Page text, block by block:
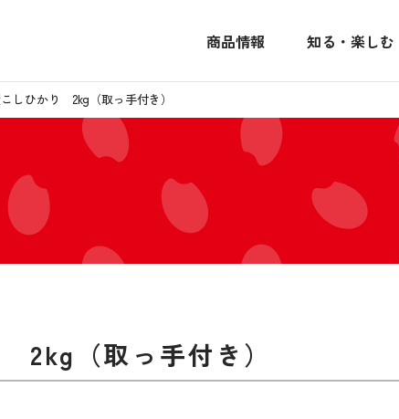
商品情報 知る・楽しむ
しひかり 2kg（取っ手付き）
（取っ手付き）